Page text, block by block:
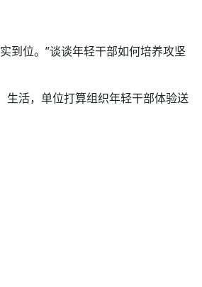
位。”谈谈年轻干部如何培养攻坚
活，单位打算组织年轻干部体验送